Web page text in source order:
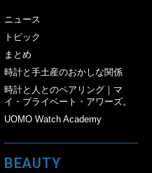
ニュース
トピック
まとめ
時計と手土産のおかしな関係
時計と人とのペアリング｜マ
イ・プライベート・アワーズ。
UOMO Watch Academy
BEAUTY